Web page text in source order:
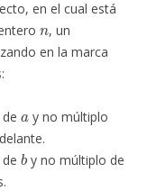
en el cual está
n
, un
en la marca
y no múltiplo
b
y no múltiplo de